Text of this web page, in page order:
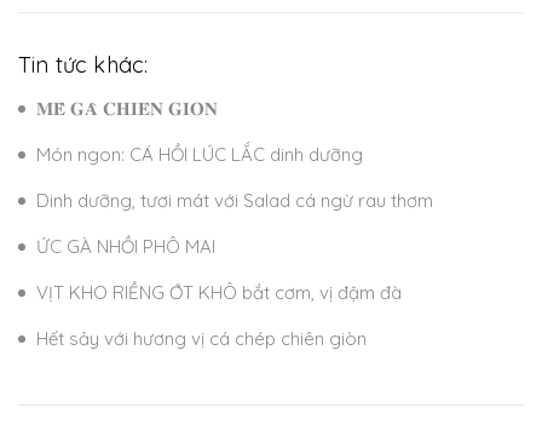
Tin tức khác:
𝐌𝐄̂̀ 𝐆𝐀̀ 𝐂𝐇𝐈𝐄̂𝐍 𝐆𝐈𝐎̀𝐍
Món ngon: CÁ HỒI LÚC LẮC dinh dưỡng
Dinh dưỡng, tươi mát với Salad cá ngừ rau thơm
ỨC GÀ NHỒI PHÔ MAI
VỊT KHO RIỀNG ỚT KHÔ bắt cơm, vị đậm đà
Hết sảy với hương vị cá chép chiên giòn